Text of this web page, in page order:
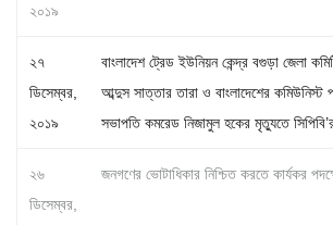
২০১৯
২৭
ডিসেম্বর,
২০১৯
বাংলাদেশ ট্রেড ইউনিয়ন কেন্দ্র বগুড়া জেলা
আব্দুস সাত্তার তারা ও বাংলাদেশের কমিউনিস্ট
সভাপতি কমরেড নিজামুল হকের মৃত্যুতে
২৬
ডিসেম্বর,
জনগণের ভোটাধিকার নিশ্চিত করতে কার্যকর